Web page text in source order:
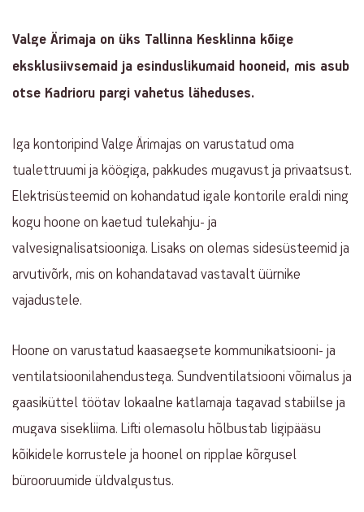
info
Valge Ärimaja on üks Tallinna Kesklinna kõige
eksklusiivsemaid ja esinduslikumaid hooneid, mis asub
otse Kadrioru pargi vahetus läheduses.
Iga kontoripind Valge Ärimajas on varustatud oma
tualettruumi ja köögiga, pakkudes mugavust ja privaatsust.
Elektrisüsteemid on kohandatud igale kontorile eraldi ning
kogu hoone on kaetud tulekahju- ja
valvesignalisatsiooniga. Lisaks on olemas sidesüsteemid ja
arvutivõrk, mis on kohandatavad vastavalt üürnike
vajadustele.
Hoone on varustatud kaasaegsete kommunikatsiooni- ja
ventilatsioonilahendustega. Sundventilatsiooni võimalus ja
gaasiküttel töötav lokaalne katlamaja tagavad stabiilse ja
mugava sisekliima. Lifti olemasolu hõlbustab ligipääsu
kõikidele korrustele ja hoonel on ripplae kõrgusel
bürooruumide üldvalgustus.